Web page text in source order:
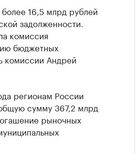
16,5 млрд рублей
задолженности.
комиссия
бюджетных
комиссии Андрей
регионам России
сумму 367,2 млрд
рыночных